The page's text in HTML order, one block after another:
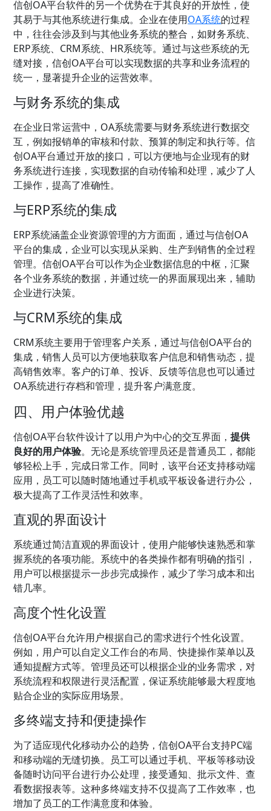
信创OA平台软件的另一个优势在于其良好的开放性，使
其易于与其他系统进行集成。企业在使用OA系统的过程
中，往往会涉及到与其他业务系统的整合，如财务系统、
ERP系统、CRM系统、HR系统等。通过与这些系统的无
缝对接，信创OA平台可以实现数据的共享和业务流程的
统一，显著提升企业的运营效率。
与财务系统的集成
在企业日常运营中，OA系统需要与财务系统进行数据交
互，例如报销单的审核和付款、预算的制定和执行等。信
创OA平台通过开放的接口，可以方便地与企业现有的财
务系统进行连接，实现数据的自动传输和处理，减少了人
工操作，提高了准确性。
与ERP系统的集成
ERP系统涵盖企业资源管理的方方面面，通过与信创OA
平台的集成，企业可以实现从采购、生产到销售的全过程
管理。信创OA平台可以作为企业数据信息的中枢，汇聚
各个业务系统的数据，并通过统一的界面展现出来，辅助
企业进行决策。
与CRM系统的集成
CRM系统主要用于管理客户关系，通过与信创OA平台的
集成，销售人员可以方便地获取客户信息和销售动态，提
高销售效率。客户的订单、投诉、反馈等信息也可以通过
OA系统进行存档和管理，提升客户满意度。
四、用户体验优越
信创OA平台软件设计了以用户为中心的交互界面，提供
良好的用户体验。无论是系统管理员还是普通员工，都能
够轻松上手，完成日常工作。同时，该平台还支持移动端
应用，员工可以随时随地通过手机或平板设备进行办公，
极大提高了工作灵活性和效率。
直观的界面设计
系统通过简洁直观的界面设计，使用户能够快速熟悉和掌
握系统的各项功能。系统中的各类操作都有明确的指引，
用户可以根据提示一步步完成操作，减少了学习成本和出
错几率。
高度个性化设置
信创OA平台允许用户根据自己的需求进行个性化设置。
例如，用户可以自定义工作台的布局、快捷操作菜单以及
通知提醒方式等。管理员还可以根据企业的业务需求，对
系统流程和权限进行灵活配置，保证系统能够最大程度地
贴合企业的实际应用场景。
多终端支持和便捷操作
为了适应现代化移动办公的趋势，信创OA平台支持PC端
和移动端的无缝切换。员工可以通过手机、平板等移动设
备随时访问平台进行办公处理，接受通知、批示文件、查
看数据报表等。这种多终端支持不仅提高了工作效率，也
增加了员工的工作满意度和体验。